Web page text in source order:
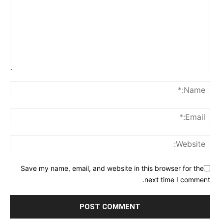
Save my name, email, and website in this browser for the
next time I comment.